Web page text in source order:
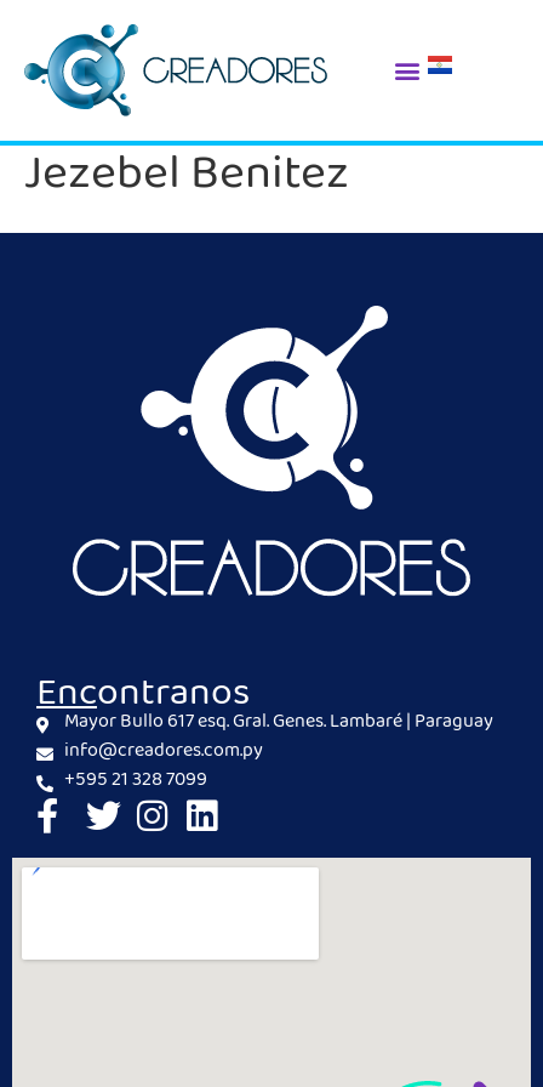
Jezebel Benitez
Encontranos
Mayor Bullo 617 esq. Gral. Genes. Lambaré | Paraguay
info@creadores.com.py
+595 21 328 7099